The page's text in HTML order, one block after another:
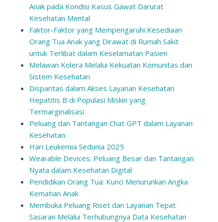
Anak pada Kondisi Kasus Gawat Darurat
Kesehatan Mental
Faktor-Faktor yang Mempengaruhi Kesediaan
Orang Tua Anak yang Dirawat di Rumah Sakit
untuk Terlibat dalam Keselamatan Pasien
Melawan Kolera Melalui Kekuatan Komunitas dan
Sistem Kesehatan
Disparitas dalam Akses Layanan Kesehatan
Hepatitis B di Populasi Miskin yang
Termarginalisasi
Peluang dan Tantangan Chat GPT dalam Layanan
Kesehatan
Hari Leukemia Sedunia 2025
Wearable Devices: Peluang Besar dan Tantangan
Nyata dalam Kesehatan Digital
Pendidikan Orang Tua: Kunci Menurunkan Angka
Kematian Anak
Membuka Peluang Riset dan Layanan Tepat
Sasaran Melalui Terhubungnya Data Kesehatan